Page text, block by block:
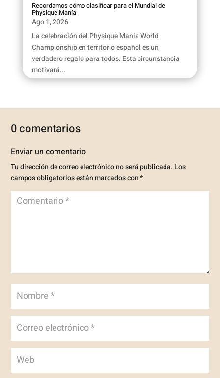
Recordamos cómo clasificar para el Mundial de
Physique Manía
Ago 1, 2026
La celebración del Physique Mania World
Championship en territorio español es un
verdadero regalo para todos. Esta circunstancia
motivará...
0 comentarios
Enviar un comentario
Tu dirección de correo electrónico no será publicada. Los
campos obligatorios están marcados con*